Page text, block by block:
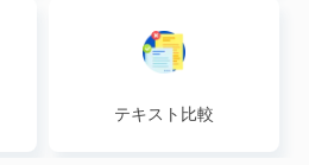
テキスト比較